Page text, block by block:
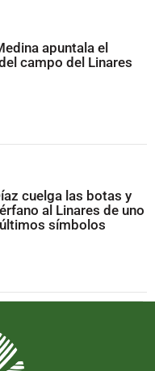
apuntala el
campo del Linares
cuelga las botas y
al Linares de uno
símbolos